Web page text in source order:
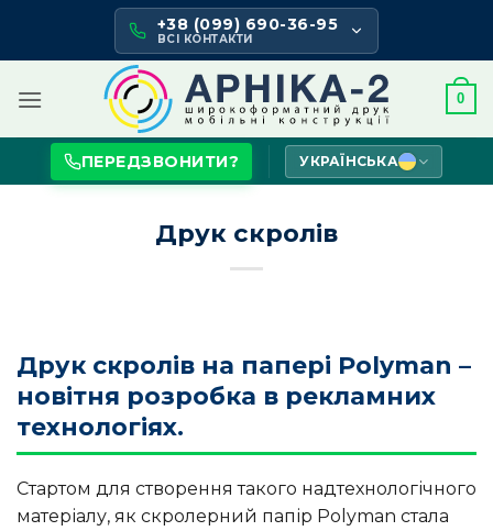
content
+38 (099) 690-36-95
ВСІ КОНТАКТИ
0
ПЕРЕДЗВОНИТИ? УКРАЇНСЬКА
Друк скролів
Друк скролів на папері Polyman –
новітня розробка в рекламних
технологіях.
Стартом для створення такого надтехнологічного
матеріалу, як скролерний папір Polyman стала